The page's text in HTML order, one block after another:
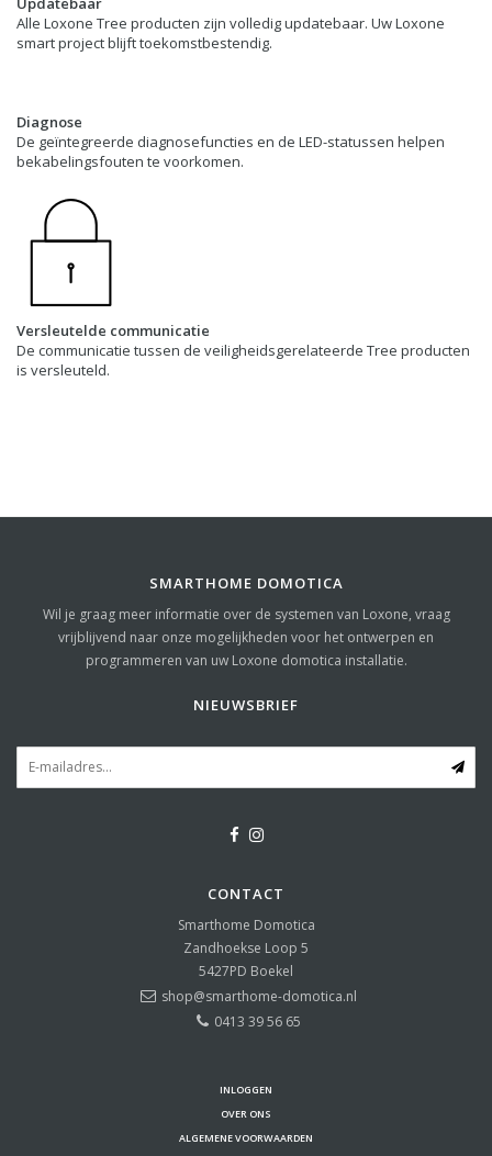
Alle Loxone Tree producten zijn volledig updatebaar. Uw Loxone
smart project blijft toekomstbestendig.
Diagnose
De geïntegreerde diagnosefuncties en de LED-statussen helpen
bekabelingsfouten te voorkomen.
Versleutelde communicatie
De communicatie tussen de veiligheidsgerelateerde Tree producten
is versleuteld.
SMARTHOME DOMOTICA
Wil je graag meer informatie over de systemen van Loxone, vraag
vrijblijvend naar onze mogelijkheden voor het ontwerpen en
programmeren van uw Loxone domotica installatie.
NIEUWSBRIEF
CONTACT
Smarthome Domotica
Zandhoekse Loop 5
5427PD Boekel
shop@smarthome-domotica.nl
0413 39 56 65
INLOGGEN
OVER ONS
ALGEMENE VOORWAARDEN